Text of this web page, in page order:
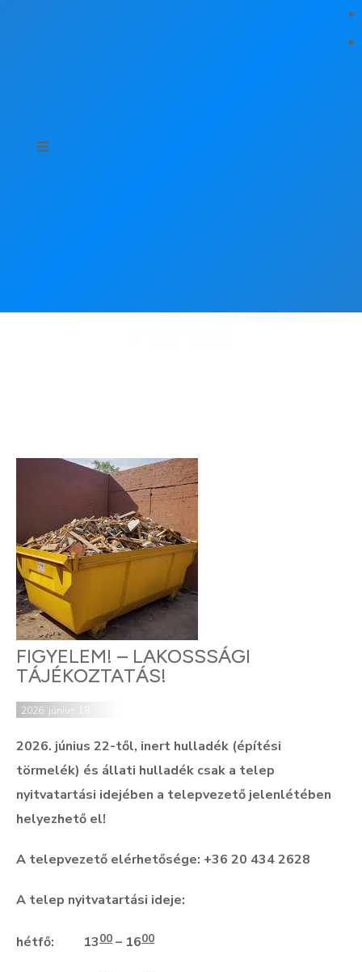
FIGYELEM! – LAKOSSSÁGI
TÁJÉKOZTATÁS!
2026. június 18.
2026. június 22-től, inert hulladék (építési
törmelék) és állati hulladék csak a telep
nyitvatartási idejében a telepvezető jelenlétében
helyezhető el!
A telepvezető elérhetősége: +36 20 434 2628
A telep nyitvatartási ideje:
hétfő: 1300 – 1600